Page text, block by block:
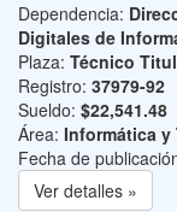
Dependencia:
Digitales de
Plaza: Técnico
Registro: 37979-92
Sueldo: $22,541.48
Área: Informática y
Fecha de
Ver detalles »